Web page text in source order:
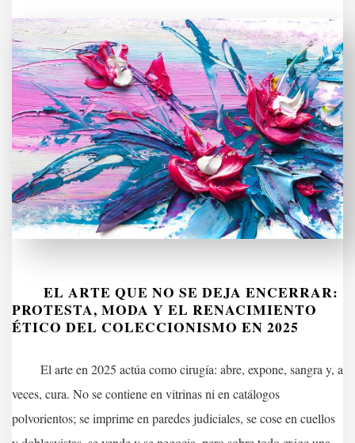
EL ARTE QUE NO SE DEJA ENCERRAR:
PROTESTA, MODA Y EL RENACIMIENTO
ÉTICO DEL COLECCIONISMO EN 2025
El arte en 2025 actúa como cirugía: abre, expone, sangra y, a
veces, cura. No se contiene en vitrinas ni en catálogos
polvorientos; se imprime en paredes judiciales, se cose en cuellos